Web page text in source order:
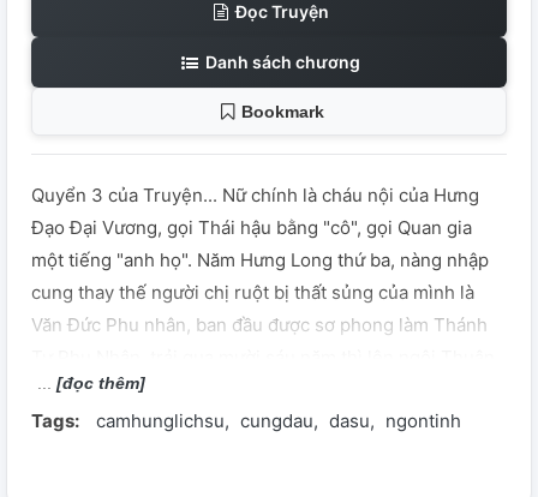
Đọc Truyện
Danh sách chương
Bookmark
Quyển 3 của Truyện... Nữ chính là cháu nội của Hưng
Đạo Đại Vương, gọi Thái hậu bằng "cô", gọi Quan gia
một tiếng "anh họ". Năm Hưng Long thứ ba, nàng nhập
cung thay thế người chị ruột bị thất sủng của mình là
Văn Đức Phu nhân, ban đầu được sơ phong làm Thánh
Thánh Hoàng Hậu. Tóm tắt thứ bậc hậu cung (Nguồn:
Wikipedia "Hậu phi Việt Nam") Hoàng hậu Nguyên phi
[đọc thêm]
Tags: camhunglichsu cungdau dasu ngontinh